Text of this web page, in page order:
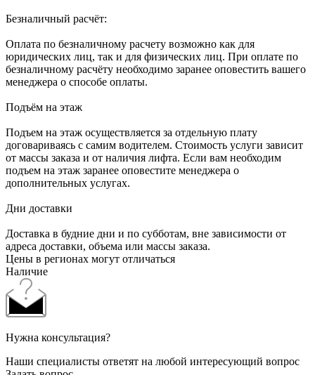
Безналичный расчёт:
Оплата по безналичному расчету возможно как для
юридических лиц, так и для физических лиц. При оплате по
безналичному расчёту необходимо заранее оповестить вашего
менеджера о способе оплаты.
Подъём на этаж
Подъем на этаж осуществляется за отдельную плату
договариваясь с самим водителем. Стоимость услуги зависит
от массы заказа и от наличия лифта. Если вам необходим
подъем на этаж заранее оповестите менеджера о
дополнительных услугах.
Дни доставки
Доставка в будние дни и по субботам, вне зависимости от
адреса доставки, объема или массы заказа.
Цены в регионах могут отличаться
Наличие
Нужна консультация?
Наши специалисты ответят на любой интересующий вопрос